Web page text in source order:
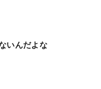
いんだよな